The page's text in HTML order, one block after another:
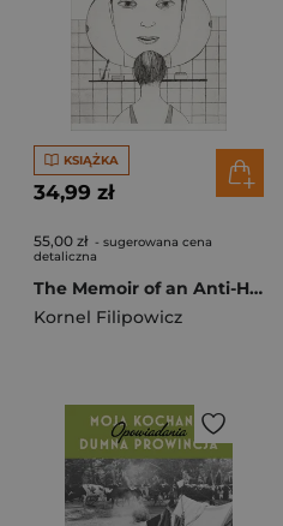
KSIĄŻKA
34,99 zł
55,00 zł - sugerowana cena
detaliczna
The Memoir of an Anti-Hero
Kornel Filipowicz